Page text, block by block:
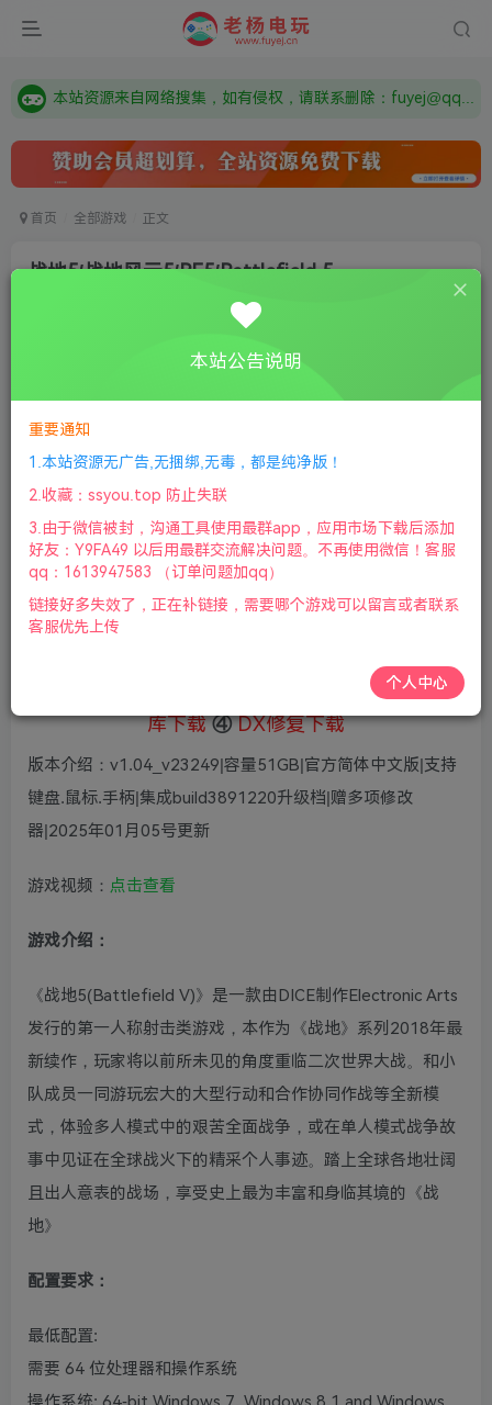
由于微信被封，沟通工具使用最群app，应用市场下载后添加好友：Y9FA49 以后用最群交流解决问题。不再使用微信！
本站资源来自网络搜集，如有侵权，请联系删除：fuyej@qq.com 附上证书和内容链接
需要什么游戏请联系客服，若链接失效请联系客服，百度网盘边上的激活码也是解压密码
首页 全部游戏 正文
战地5/战地风云5/BF5/Battlefield 5
战地5/战地风云5/BF5/Battlefield 5
此内容为付费资源，请付费后查看
鲜花 5
赞助会员 免费
付费资源
③ 游戏运行
库下载 ④ DX修复下载
版本介绍：v1.04_v23249|容量51GB|官方简体中文版|支持
键盘.鼠标.手柄|集成build3891220升级档|赠多项修改
器|2025年01月05号更新
游戏视频： 点击查看
游戏介绍：
《战地5(Battlefield V)》是一款由DICE制作Electronic Arts
发行的第一人称射击类游戏，本作为《战地》系列2018年最
新续作，玩家将以前所未见的角度重临二次世界大战。和小
队成员一同游玩宏大的大型行动和合作协同作战等全新模
式，体验多人模式中的艰苦全面战争，或在单人模式战争故
事中见证在全球战火下的精采个人事迹。踏上全球各地壮阔
且出人意表的战场，享受史上最为丰富和身临其境的《战
地》
配置要求：
最低配置:
需要 64 位处理器和操作系统
本站公告说明
重要通知
1.本站资源无广告,无捆绑,无毒，都是纯净版！
2.收藏：ssyou.top 防止失联
3.由于微信被封，沟通工具使用最群app，应用市场下载后添加
好友：Y9FA49 以后用最群交流解决问题。不再使用微信！客服
qq：1613947583 （订单问题加qq）
链接好多失效了，正在补链接，需要哪个游戏可以留言或者联系
客服优先上传
个人中心